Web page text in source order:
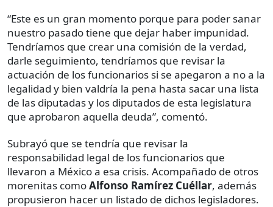
“Este es un gran momento porque para poder sanar
nuestro pasado tiene que dejar haber impunidad.
Tendríamos que crear una comisión de la verdad,
darle seguimiento, tendríamos que revisar la
actuación de los funcionarios si se apegaron a no a la
legalidad y bien valdría la pena hasta sacar una lista
de las diputadas y los diputados de esta legislatura
que aprobaron aquella deuda”, comentó.
Subrayó que se tendría que revisar la
responsabilidad legal de los funcionarios que
llevaron a México a esa crisis. Acompañado de otros
morenitas comoAlfonso Ramírez Cuéllar, además
propusieron hacer un listado de dichos legisladores.